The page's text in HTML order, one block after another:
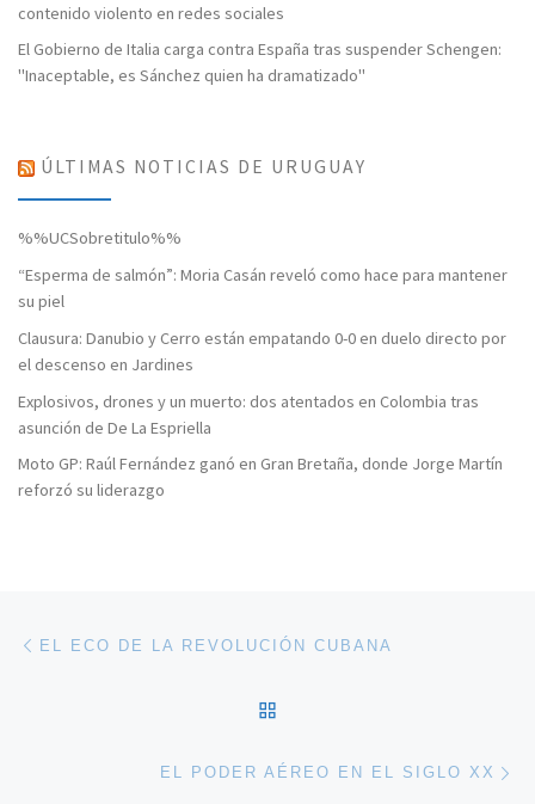
contenido violento en redes sociales
El Gobierno de Italia carga contra España tras suspender Schengen:
"Inaceptable, es Sánchez quien ha dramatizado"
ÚLTIMAS NOTICIAS DE URUGUAY
%%UCSobretitulo%%
“Esperma de salmón”: Moria Casán reveló como hace para mantener
su piel
Clausura: Danubio y Cerro están empatando 0-0 en duelo directo por
el descenso en Jardines
Explosivos, drones y un muerto: dos atentados en Colombia tras
asunción de De La Espriella
Moto GP: Raúl Fernández ganó en Gran Bretaña, donde Jorge Martín
reforzó su liderazgo
Navegación de entradas
EL ECO DE LA REVOLUCIÓN CUBANA
EL PODER AÉREO EN EL SIGLO XX